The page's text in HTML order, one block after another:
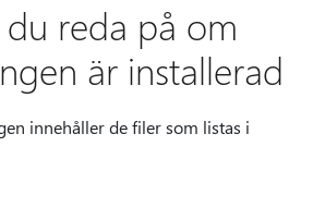
du reda på om
är installerad
innehåller de filer som listas i